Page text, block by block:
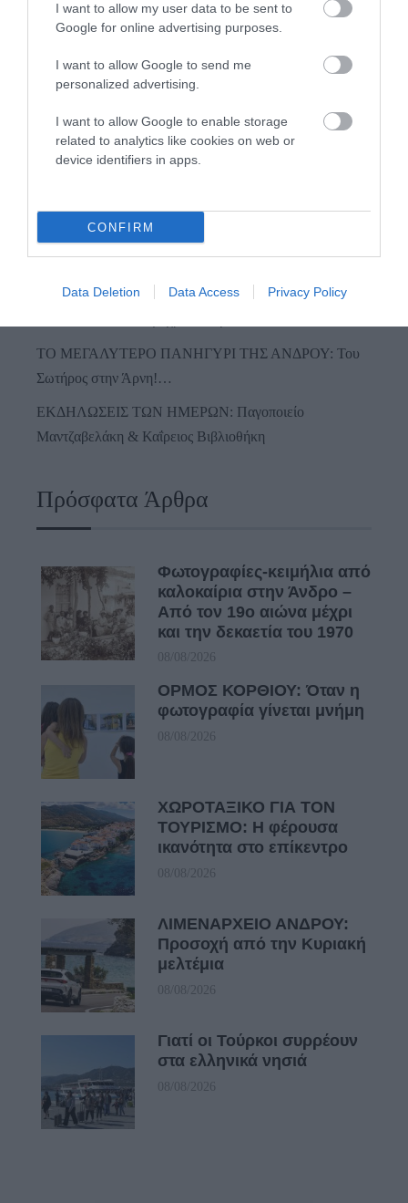
I want to allow my user data to be sent to
Google for online advertising purposes.
I want to allow Google to send me
personalized advertising.
I want to allow Google to enable storage
related to analytics like cookies on web or
device identifiers in apps.
CONFIRM
Data Deletion Data Access Privacy Policy
Προτεινόμενα άρθρα
Γιατί οι Τούρκοι συρρέουν στα ελληνικά νησιά
ΟΡΜΟΣ ΚΟΡΘΙΟΥ: Όταν η φωτογραφία γίνεται μνήμη
Φωτογραφίες-κειμήλια από καλοκαίρια στην Άνδρο –
ΤΟ ΜΕΓΑΛΥΤΕΡΟ ΠΑΝΗΓΥΡΙ ΤΗΣ ΑΝΔΡΟΥ: Του
Σωτήρος στην Άρνη!…
ΕΚΔΗΛΩΣΕΙΣ ΤΩΝ ΗΜΕΡΩΝ: Παγοποιείο
Μαντζαβελάκη & Καΐρειος Βιβλιοθήκη
Πρόσφατα Άρθρα
Φωτογραφίες-κειμήλια από
καλοκαίρια στην Άνδρο –
Από τον 19ο αιώνα μέχρι
και την δεκαετία του 1970
08/08/2026
ΟΡΜΟΣ ΚΟΡΘΙΟΥ: Όταν η
φωτογραφία γίνεται μνήμη
08/08/2026
ΧΩΡΟΤΑΞΙΚΟ ΓΙΑ ΤΟΝ
ΤΟΥΡΙΣΜΟ: Η φέρουσα
ικανότητα στο επίκεντρο
08/08/2026
ΛΙΜΕΝΑΡΧΕΙΟ ΑΝΔΡΟΥ:
Προσοχή από την Κυριακή
μελτέμια
08/08/2026
Γιατί οι Τούρκοι συρρέουν
στα ελληνικά νησιά
08/08/2026